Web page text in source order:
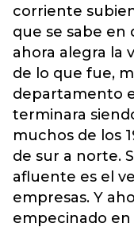
corriente
que se sabe en
ahora alegra la
de lo que fue,
departamento
terminara
muchos de los
de sur a norte.
afluente es el
empresas. Y
empecinado en